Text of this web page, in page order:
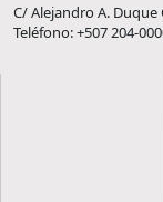
C/ Alejandro A. Duque
Teléfono: +507 204-